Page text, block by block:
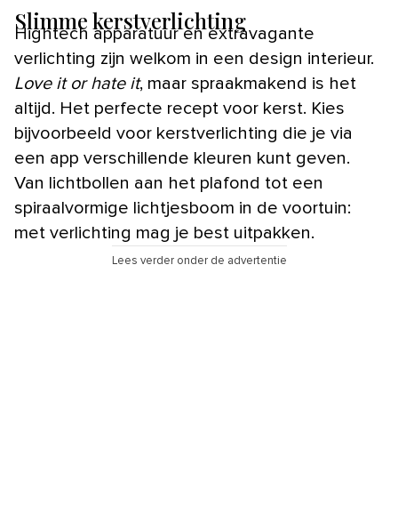
Slimme kerstverlichting
Hightech apparatuur en extravagante
verlichting zijn welkom in een design interieur.
Love it or hate it, maar spraakmakend is het
altijd. Het perfecte recept voor kerst. Kies
bijvoorbeeld voor kerstverlichting die je via
een app verschillende kleuren kunt geven.
Van lichtbollen aan het plafond tot een
spiraalvormige lichtjesboom in de voortuin:
met verlichting mag je best uitpakken.
Lees verder onder de advertentie